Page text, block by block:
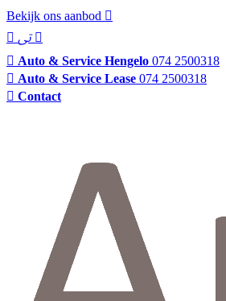
Bekijk ons aanbod
Auto & Service Hengelo 074 2500318
Auto & Service Lease 074 2500318
Contact